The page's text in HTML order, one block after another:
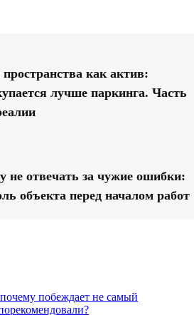
записямкак актив:
лучше паркинга. Часть
не отвечать за чужие ошибки:
объекта перед началом работ